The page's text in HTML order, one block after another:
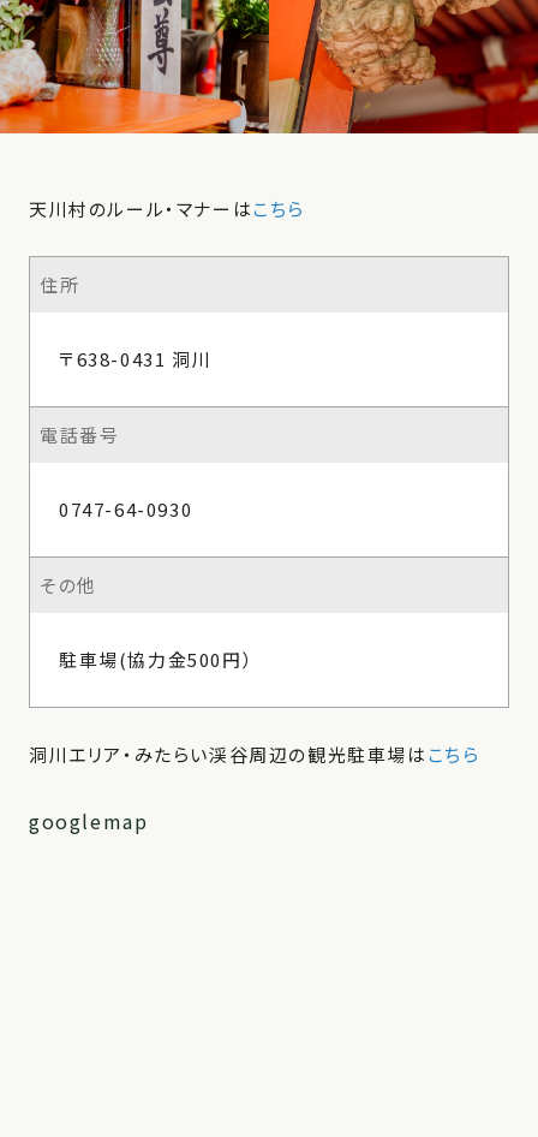
天川村のルール・マナーはこちら
住所
〒638-0431 洞川
電話番号
0747-64-0930
その他
駐車場(協力金500円）
洞川エリア・みたらい渓谷周辺の観光駐車場はこちら
googlemap